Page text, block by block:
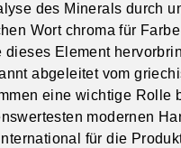
des Minerals durch
Wort chroma für
dieses Element
abgeleitet vom
eine wichtige
modernen
für die